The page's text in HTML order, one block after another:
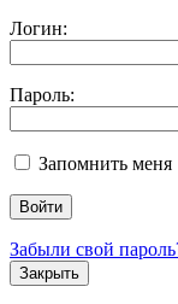
Логин:
Пароль:
Запомнить меня
Забыли свой
Закрыть